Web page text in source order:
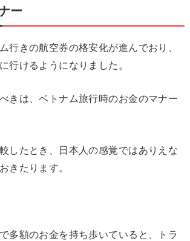
ー
行きの航空券の格安化が進んでおり、
行けるようになりました。
きは、ベトナム旅行時のお金のマナー
したとき、日本人の感覚ではありえな
きたります。
多額のお金を持ち歩いていると、トラ